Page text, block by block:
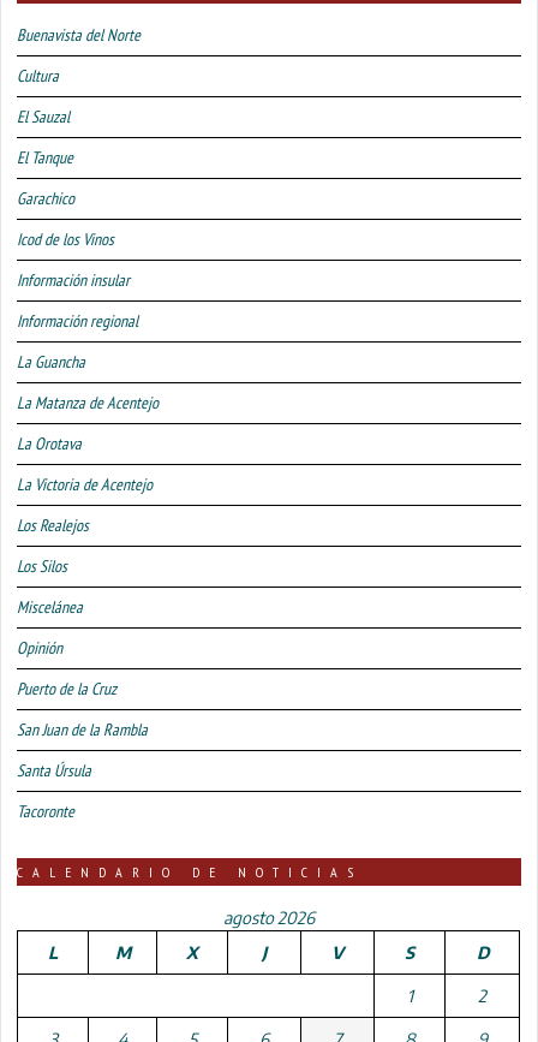
Buenavista del Norte
Cultura
El Sauzal
El Tanque
Garachico
Icod de los Vinos
Información insular
Información regional
La Guancha
La Matanza de Acentejo
La Orotava
La Victoria de Acentejo
Los Realejos
Los Silos
Miscelánea
Opinión
Puerto de la Cruz
San Juan de la Rambla
Santa Úrsula
Tacoronte
CALENDARIO DE NOTICIAS
agosto 2026
L
M X J V S D
1 2